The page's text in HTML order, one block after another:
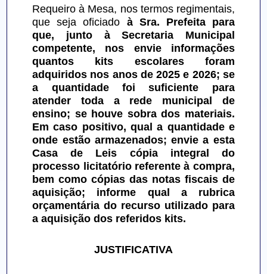
Requeiro à Mesa, nos termos regimentais,
que seja oficiado à Sra. Prefeita para
que, junto à Secretaria Municipal
competente, nos envie informações
quantos kits escolares foram
adquiridos nos anos de 2025 e 2026; se
a quantidade foi suficiente para
atender toda a rede municipal de
ensino; se houve sobra dos materiais.
Em caso positivo, qual a quantidade e
onde estão armazenados; envie a esta
Casa de Leis cópia integral do
processo licitatório referente à compra,
bem como cópias das notas fiscais de
aquisição; informe qual a rubrica
orçamentária do recurso utilizado para
a aquisição dos referidos kits.
JUSTIFICATIVA